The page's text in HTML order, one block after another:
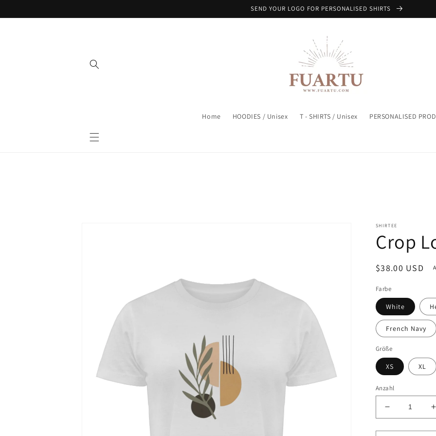
Inhalt
SEND YOUR LOGO FOR PERSONALISED SHIRTS
Home HOODIES / Unisex T - SHIRTS / Unisex PERSONALISED
SHIRTEE
Crop
Normaler
$38.00 USD
Farbe
White
French Navy
Größe
XS XL
Anzahl
Verringere
die
Menge